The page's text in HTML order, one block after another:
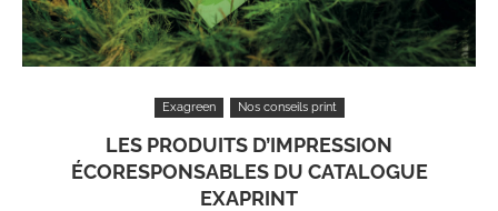
Exagreen Nos conseils print
LES PRODUITS D’IMPRESSION
ÉCORESPONSABLES DU CATALOGUE
EXAPRINT